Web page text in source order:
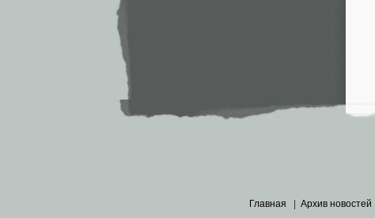
Главная Архив новостей